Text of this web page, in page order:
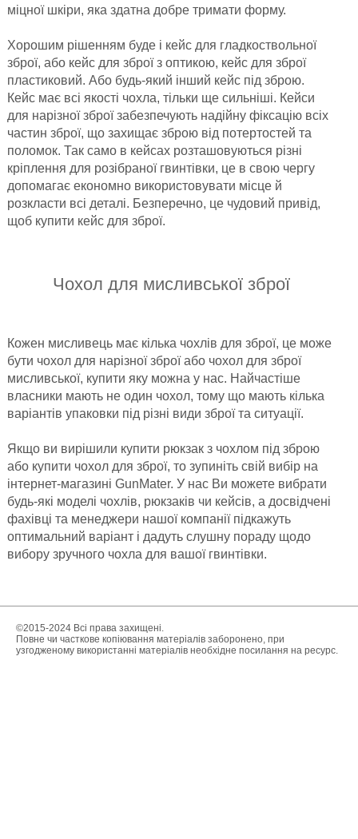
міцної шкіри, яка здатна добре тримати форму.
Хорошим рішенням буде і кейс для гладкоствольної
зброї, або кейс для зброї з оптикою, кейс для зброї
пластиковий. Або будь-який інший кейс під зброю.
Кейс має всі якості чохла, тільки ще сильніші. Кейси
для нарізної зброї забезпечують надійну фіксацію всіх
частин зброї, що захищає зброю від потертостей та
поломок. Так само в кейсах розташовуються різні
кріплення для розібраної гвинтівки, це в свою чергу
допомагає економно використовувати місце й
розкласти всі деталі. Безперечно, це чудовий привід,
щоб купити кейс для зброї.
Чохол для мисливської зброї
Кожен мисливець має кілька чохлів для зброї, це може
бути чохол для нарізної зброї або чохол для зброї
мисливської, купити яку можна у нас. Найчастіше
власники мають не один чохол, тому що мають кілька
варіантів упаковки під різні види зброї та ситуації.
Якщо ви вирішили купити рюкзак з чохлом під зброю
або купити чохол для зброї, то зупиніть свій вибір на
інтернет-магазині GunMater. У нас Ви можете вибрати
будь-які моделі чохлів, рюкзаків чи кейсів, а досвідчені
фахівці та менеджери нашої компанії підкажуть
оптимальний варіант і дадуть слушну пораду щодо
вибору зручного чохла для вашої гвинтівки.
©2015-2024 Всі права захищені.
Повне чи часткове копіювання матеріалів заборонено, при
узгодженому використанні матеріалів необхідне посилання на ресурс.